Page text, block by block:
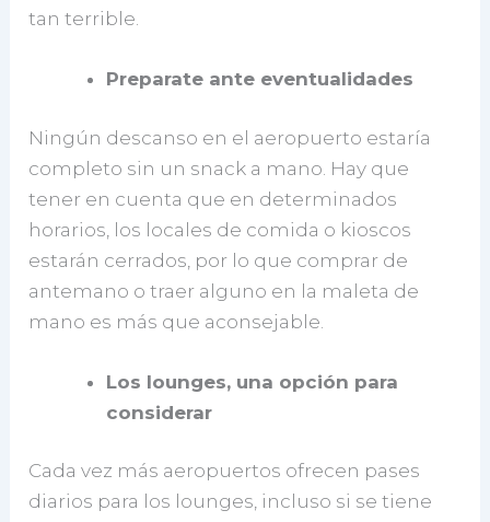
tan terrible.
Preparate ante eventualidades
Ningún descanso en el aeropuerto estaría
completo sin un snack a mano. Hay que
tener en cuenta que en determinados
horarios, los locales de comida o kioscos
estarán cerrados, por lo que comprar de
antemano o traer alguno en la maleta de
mano es más que aconsejable.
Los lounges, una opción para
considerar
Cada vez más aeropuertos ofrecen pases
diarios para los lounges, incluso si se tiene